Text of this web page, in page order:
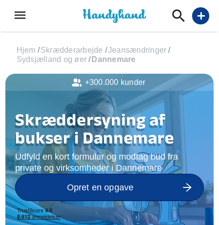
menu add
Hjem /Skrædderarbejde /Jeansændringer /
Sydsjælland og øer / Dannemare
Skræddersyning af
bukser i Dannemare
Udfyld en kort formular og modtag bud fra
private og virksomheder i Dannemare
Opret en opgave
+300.000 kunder